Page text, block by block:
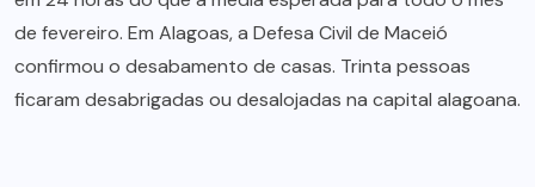
de fevereiro. Em Alagoas, a Defesa Civil de Maceió
confirmou o desabamento de casas. Trinta pessoas
ficaram desabrigadas ou desalojadas na capital alagoana.